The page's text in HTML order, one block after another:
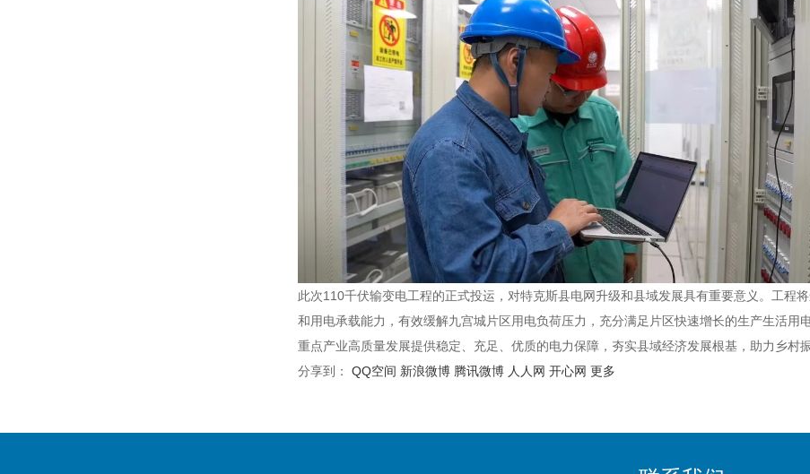
此次110千伏输变电工程的正式投运，对特克斯县电网升级和县域发展具有重要意义。工程
和用电承载能力，有效缓解九宫城片区用电负荷压力，充分满足片区快速增长的生产生活
重点产业高质量发展提供稳定、充足、优质的电力保障，夯实县域经济发展根基，助力乡村
分享到：
QQ空间 新浪微博 腾讯微博 人人网 开心网 更多